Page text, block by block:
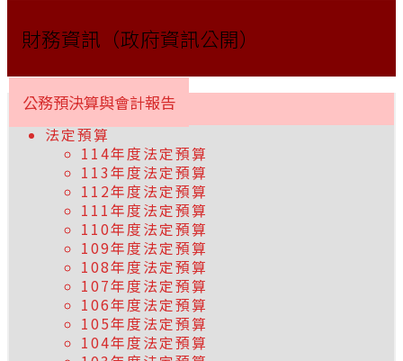
財務資訊（政府資訊公開）
公務預決算與會計報告
法定預算
114年度法定預算
113年度法定預算
112年度法定預算
111年度法定預算
110年度法定預算
109年度法定預算
108年度法定預算
107年度法定預算
106年度法定預算
105年度法定預算
104年度法定預算